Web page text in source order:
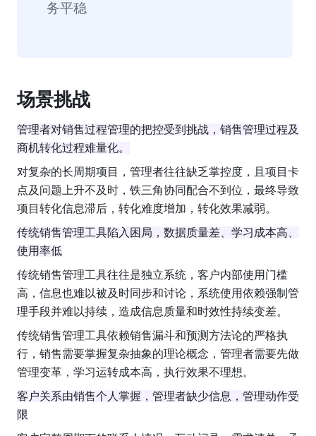
务平稳
场景挑战
管理者对销售过程管理的把控受到挑战，销售管理过程及
商机转化过程难量化。
对复杂的长周期项目，管理者往往缺乏掌控度，且项目卡
点及问题上升不及时，铁三角协同配合不到位，最终导致
项目转化信息滞后，转化难度增加，转化效果减弱。
传统销售管理工具陷入困局，数据质量差、学习成本高、
使用率低
传统销售管理工具往往是独立系统，客户内部使用门槛
高，信息也难以被及时同步和讨论，系统使用依赖强制管
理手段并难以持续，造成信息质量和时效性持续变差。
传统销售管理工具依赖销售漏斗和预测方法论的严格执
行，销售需要掌握复杂抽象的理论概念，管理者需要先做
管理变革，学习运转成本高，执行效果不理想。
客户关系由销售个人掌握，管理者缺少信息，管理动作受
限